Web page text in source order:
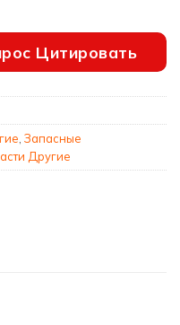
Цитировать
, Запасные
Другие